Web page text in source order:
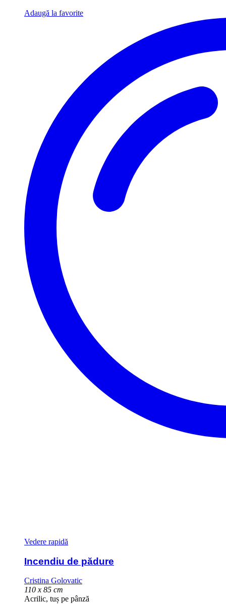
Adaugă la favorite
Vedere rapidă
Incendiu de pădure
Cristina Golovatic
110 x 85 cm
Acrilic, tuș pe pânză